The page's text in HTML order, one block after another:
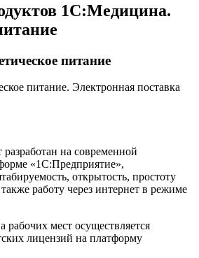
1С:Медицина.
питание
питание. Электронная поставка
на современной
«1С:Предприятие»,
открытость, простоту
работу через интернет в режиме
рабочих мест осуществляется
лицензий на платформу